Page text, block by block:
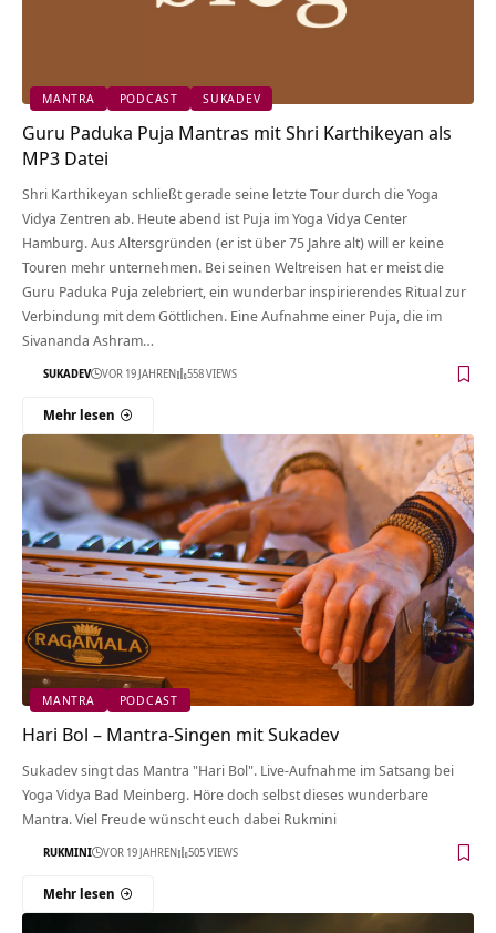
MANTRA PODCAST SUKADEV
Guru Paduka Puja Mantras mit Shri Karthikeyan als
MP3 Datei
Shri Karthikeyan schließt gerade seine letzte Tour durch die Yoga
Vidya Zentren ab. Heute abend ist Puja im Yoga Vidya Center
Hamburg. Aus Altersgründen (er ist über 75 Jahre alt) will er keine
Touren mehr unternehmen. Bei seinen Weltreisen hat er meist die
Guru Paduka Puja zelebriert, ein wunderbar inspirierendes Ritual zur
Verbindung mit dem Göttlichen. Eine Aufnahme einer Puja, die im
Sivananda Ashram…
SUKADEV VOR 19 JAHREN 558 VIEWS
Mehr lesen
MANTRA PODCAST
Hari Bol – Mantra-Singen mit Sukadev
Sukadev singt das Mantra "Hari Bol". Live-Aufnahme im Satsang bei
Yoga Vidya Bad Meinberg. Höre doch selbst dieses wunderbare
Mantra. Viel Freude wünscht euch dabei Rukmini
RUKMINI VOR 19 JAHREN 505 VIEWS
Mehr lesen